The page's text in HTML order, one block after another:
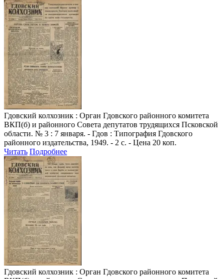
Гдовский колхозник : Орган Гдовского районного комитета
ВКП(б) и районного Совета депутатов трудящихся Псковской
области. № 3 : 7 января. - Гдов : Типография Гдовского
районного издательства, 1949. - 2 с. - Цена 20 коп.
Читать Подробнее
Гдовский колхозник : Орган Гдовского районного комитета